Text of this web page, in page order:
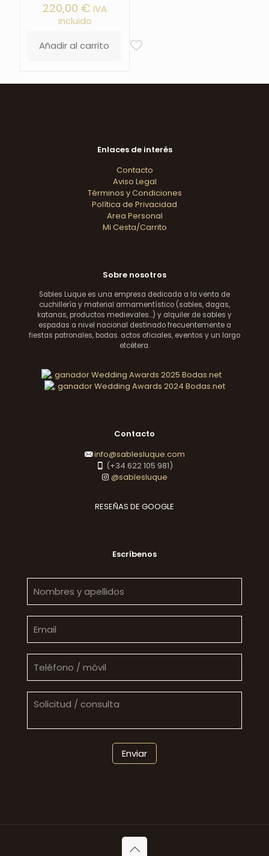
220,00 € IVA
incluido
Añadir al carrito
Enlaces de interés
Contacto
Aviso Legal
Términos y Condiciones
Política de Privacidad
Area Personal
Mi Cesta/Carrito
Sobre nosotros
Sables Luque es una empresa dedicada a la venta de
cuchillería y material armamentístico (sables, dagas,
katanas, productos medievales...) y alquiler de sables y
espadas a nivel nacional destinado frecuentemente a
fiestas patronales, bodas. actos oficiales, eventos y un largo
etcétera.
Contacto
info@sablesluque.com
(+34 622 105 981)
@sablesluque
RESEÑAS DE GOOGLE
Escríbenos